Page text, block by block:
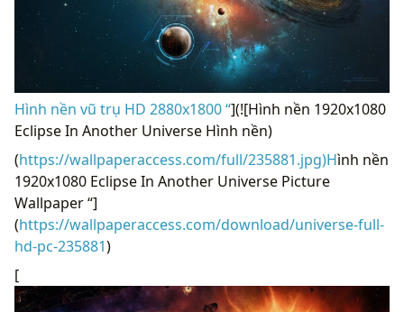
Hình nền vũ trụ HD 2880x1800 “](![Hình nền 1920x1080
Eclipse In Another Universe Hình nền)
(https://wallpaperaccess.com/full/235881.jpg)Hình nền
1920x1080 Eclipse In Another Universe Picture
Wallpaper “]
(https://wallpaperaccess.com/download/universe-full-
hd-pc-235881)
[